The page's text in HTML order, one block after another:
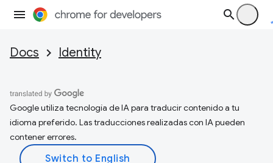
Docs Identity
Google utiliza tecnología de IA para traducir contenido a tu
idioma preferido. Las traducciones realizadas con IA pueden
contener errores.